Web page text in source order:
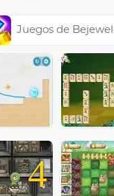
Juegos de
4